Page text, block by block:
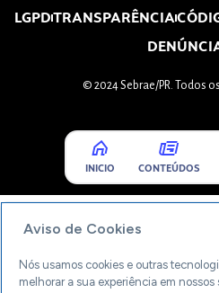
LGPDTRANSPARÊNCIA
© 2024 Sebrae/PR. Todos
INICIO CONTEÚDOS
Aviso de Cookies
Nós usamos cookies e outras
melhorar a sua experiência em